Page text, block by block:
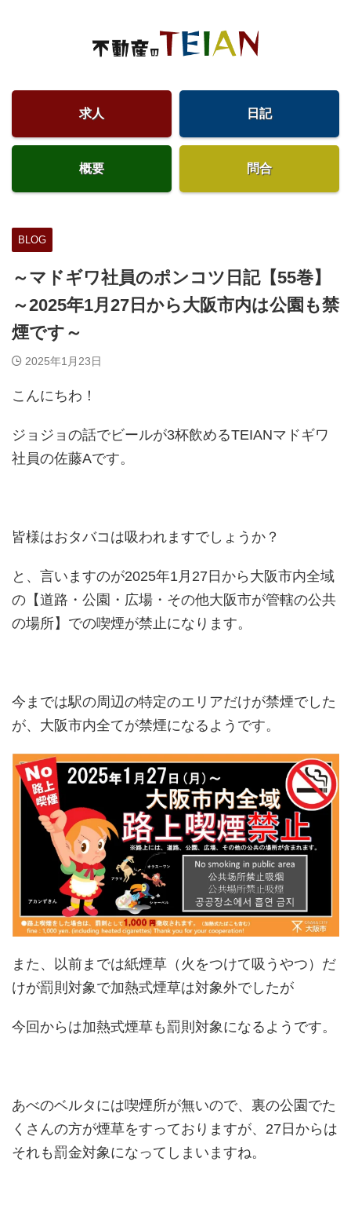
求人 日記
概要 問合
BLOG
～マドギワ社員のポンコツ日記【55巻】
～2025年1月27日から大阪市内は公園も禁
煙です～
2025年1月23日
こんにちわ！
ジョジョの話でビールが3杯飲めるTEIANマドギワ
社員の佐藤Aです。
皆様はおタバコは吸われますでしょうか？
と、言いますのが2025年1月27日から大阪市内全域
の【道路・公園・広場・その他大阪市が管轄の公共
の場所】での喫煙が禁止になります。
今までは駅の周辺の特定のエリアだけが禁煙でした
が、大阪市内全てが禁煙になるようです。
また、以前までは紙煙草（火をつけて吸うやつ）だ
けが罰則対象で加熱式煙草は対象外でしたが
今回からは加熱式煙草も罰則対象になるようです。
あべのベルタには喫煙所が無いので、裏の公園でた
くさんの方が煙草をすっておりますが、27日からは
それも罰金対象になってしまいますね。